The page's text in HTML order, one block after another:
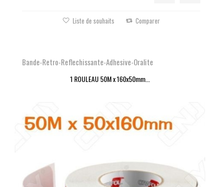
Liste de souhaits Comparer
Bande-Retro-Reflechissante-Adhesive-Oralite
1 ROULEAU 50M x 160x50mm...